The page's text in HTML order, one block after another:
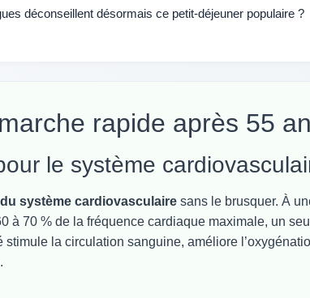
déconseillent désormais ce petit-déjeuner populaire ?
rapide après 55
le système
du système cardiovasculaire sans le brusquer. À
à 70 % de la fréquence cardiaque maximale, un
la circulation sanguine, améliore